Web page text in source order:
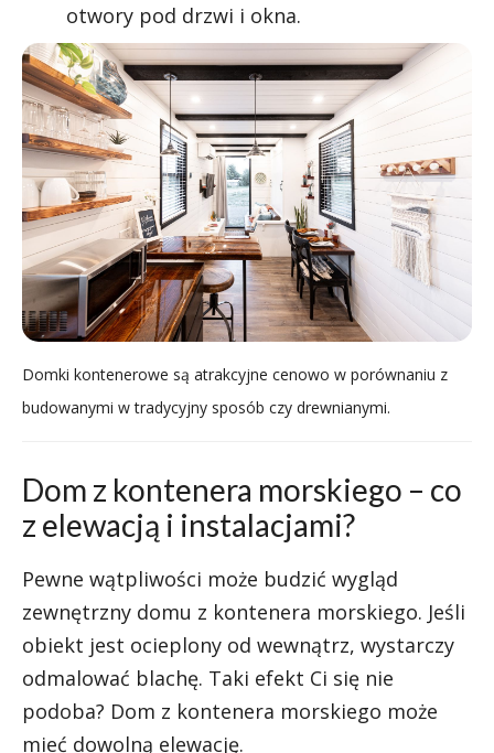
otwory pod drzwi i okna.
Domki kontenerowe są atrakcyjne cenowo w porównaniu z
budowanymi w tradycyjny sposób czy drewnianymi.
Dom z kontenera morskiego – co
z elewacją i instalacjami?
Pewne wątpliwości może budzić wygląd
zewnętrzny domu z kontenera morskiego. Jeśli
obiekt jest ocieplony od wewnątrz, wystarczy
odmalować blachę. Taki efekt Ci się nie
podoba? Dom z kontenera morskiego może
mieć dowolną elewację.